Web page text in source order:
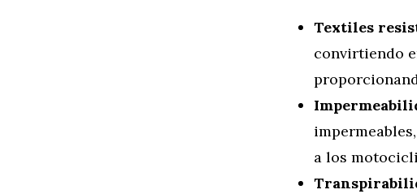
Textiles
convirtiendo
a los